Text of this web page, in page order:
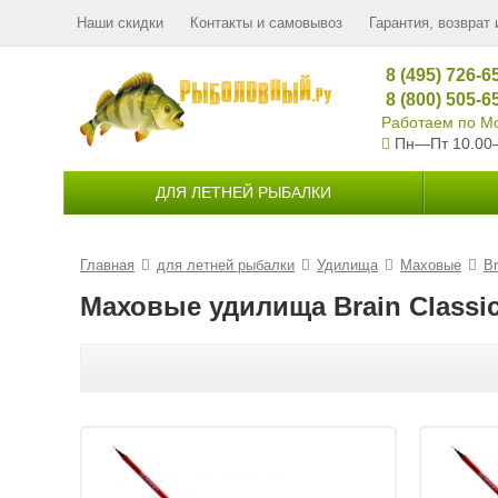
Наши скидки Контакты и самовывоз Гарантия, возврат
8 (495) 726-
8 (800) 505-
Работаем по
Пн—Пт
ДЛЯ ЛЕТНЕЙ РЫБАЛКИ
Главная для летней рыбалки Удилища Маховые
Маховые удилища Brain